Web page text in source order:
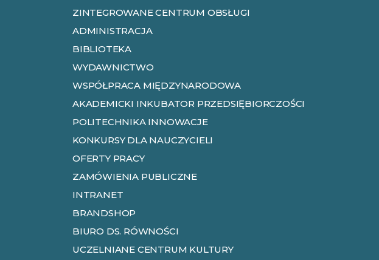
ZINTEGROWANE CENTRUM OBSŁUGI
ADMINISTRACJA
BIBLIOTEKA
WYDAWNICTWO
WSPÓŁPRACA MIĘDZYNARODOWA
AKADEMICKI INKUBATOR PRZEDSIĘBIORCZOŚCI
POLITECHNIKA INNOWACJE
KONKURSY DLA NAUCZYCIELI
OFERTY PRACY
ZAMÓWIENIA PUBLICZNE
INTRANET
BRANDSHOP
BIURO DS. RÓWNOŚCI
UCZELNIANE CENTRUM KULTURY